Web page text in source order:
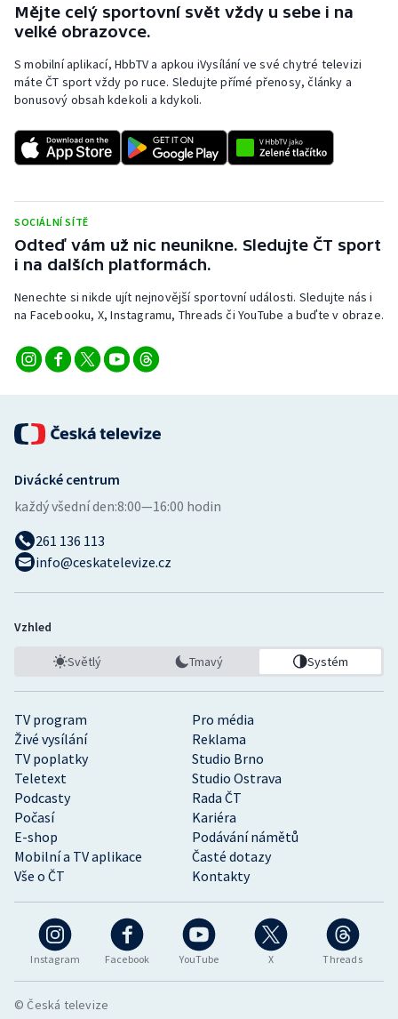
Ragby
Rychlobruslení
Rychlostní kanoistika
Short track
Stolní tenis
Veslování
Vodní slalom
Ostatní
Mějte celý sportovní svět vždy u sebe i na
velké obrazovce.
S mobilní aplikací, HbbTV a apkou iVysílání ve své chytré televizi
máte ČT sport vždy po ruce. Sledujte přímé přenosy, články a
bonusový obsah kdekoli a kdykoli.
SOCIÁLNÍ SÍTĚ
Odteď vám už nic neunikne. Sledujte ČT sport
i na dalších platformách.
Nenechte si nikde ujít nejnovější sportovní události. Sledujte nás i
na Facebooku, X, Instagramu, Threads či YouTube a buďte v obraze.
Instagram Facebook YouTube X Threads
TV program
Pro média
Živé vysílání
Reklama
TV poplatky
Studio Brno
Teletext
Studio Ostrava
Podcasty
Rada ČT
Počasí
Kariéra
E-shop
Podávání námětů
Mobilní a TV aplikace
Časté dotazy
Vše o ČT
Kontakty
Divácké centrum
každý všední den:8:00—16:00 hodin
261 136 113
info@ceskatelevize.cz
Vzhled
Světlý Tmavý Systém
© Česká televize